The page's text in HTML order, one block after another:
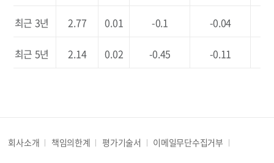
HK 26-12 회사채(AA-이상)액티브 흥국자산운용
RISE 중장기국공채액티브 케이비자산운
ACE 단기채권알파액티브 한국투자신탁
최근 3년 2.77 0.01 -0.1 -0.04
최근 5년 2.14 0.02 -0.45 -0.11
회사소개 책임의한계 평가기술서 이메일무단수집거부